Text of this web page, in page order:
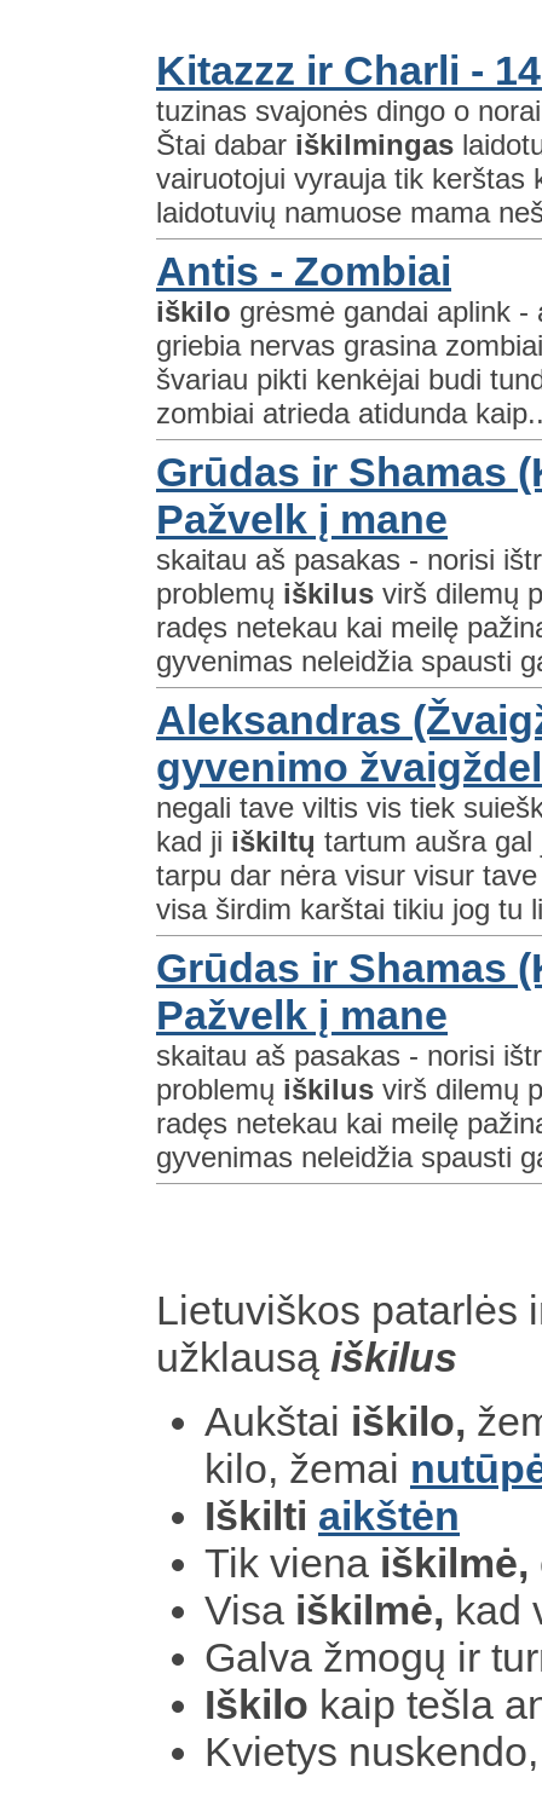
Kitazzz ir Charli -
tuzinas svajonės dingo o
Štai dabar iškilmingas
vairuotojui vyrauja tik kerštas
laidotuvių namuose mama
Antis - Zombiai
iškilo grėsmė gandai aplink
griebia nervas grasina
švariau pikti kenkėjai budi
zombiai atrieda atidunda
Grūdas ir Shamas
Pažvelk į mane
skaitau aš pasakas - norisi
problemų iškilus virš dilemų
radęs netekau kai meilę
gyvenimas neleidžia spausti
Aleksandras
gyvenimo
negali tave viltis vis tiek
kad ji iškiltų tartum aušra
tarpu dar nėra visur visur
visa širdim karštai tikiu jog tu
Grūdas ir Shamas
Pažvelk į mane
skaitau aš pasakas - norisi
problemų iškilus virš dilemų
radęs netekau kai meilę
gyvenimas neleidžia spausti
Lietuviškos patarlės
užklausą iškilus
Aukštai iškilo,
kilo, žemai
Iškilti aikštėn
Tik viena iškilmė,
Visa iškilmė, kad
Galva žmogų ir
Iškilo kaip tešla
Kvietys